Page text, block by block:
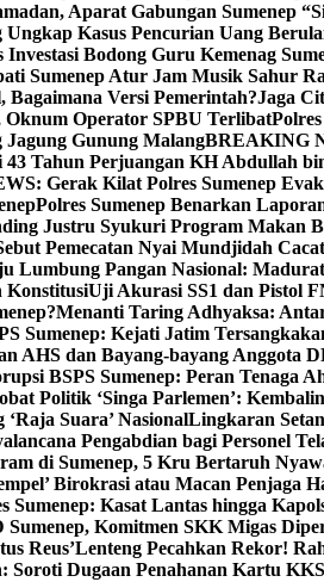
Aparat Gabungan Sumenep
Ungkap Kasus Pencurian Uang
Investasi Bodong Guru Kemenag
Sumenep Atur Jam Musik Sahur
Versi Pemerintah?Jaga
Oknum Operator SPBU Terlibat
Gunung MalangBREAKING
Tahun Perjuangan KH Abdullah
Gerak Kilat Polres Sumenep
Polres Sumenep Benarkan
Justru Syukuri Program Makan
Pemecatan Nyai Mundjidah
Lumbung Pangan Nasional:
KonstitusiUji Akurasi SS1 dan Pistol
Menanti Taring Adhyaksa:
Sumenep: Kejati Jatim
AHS dan Bayang-bayang Anggota
BSPS Sumenep: Peran Tenaga
Politik ‘Singa Parlemen’:
Suara’ NasionalLingkaran
Pengabdian bagi Personel
di Sumenep, 5 Kru Bertaruh
Birokrasi atau Macan Penjaga
Sumenep: Kasat Lantas hingga
Komitmen SKK Migas
Reus’Lenteng Pecahkan Rekor!
Soroti Dugaan Penahanan Kartu